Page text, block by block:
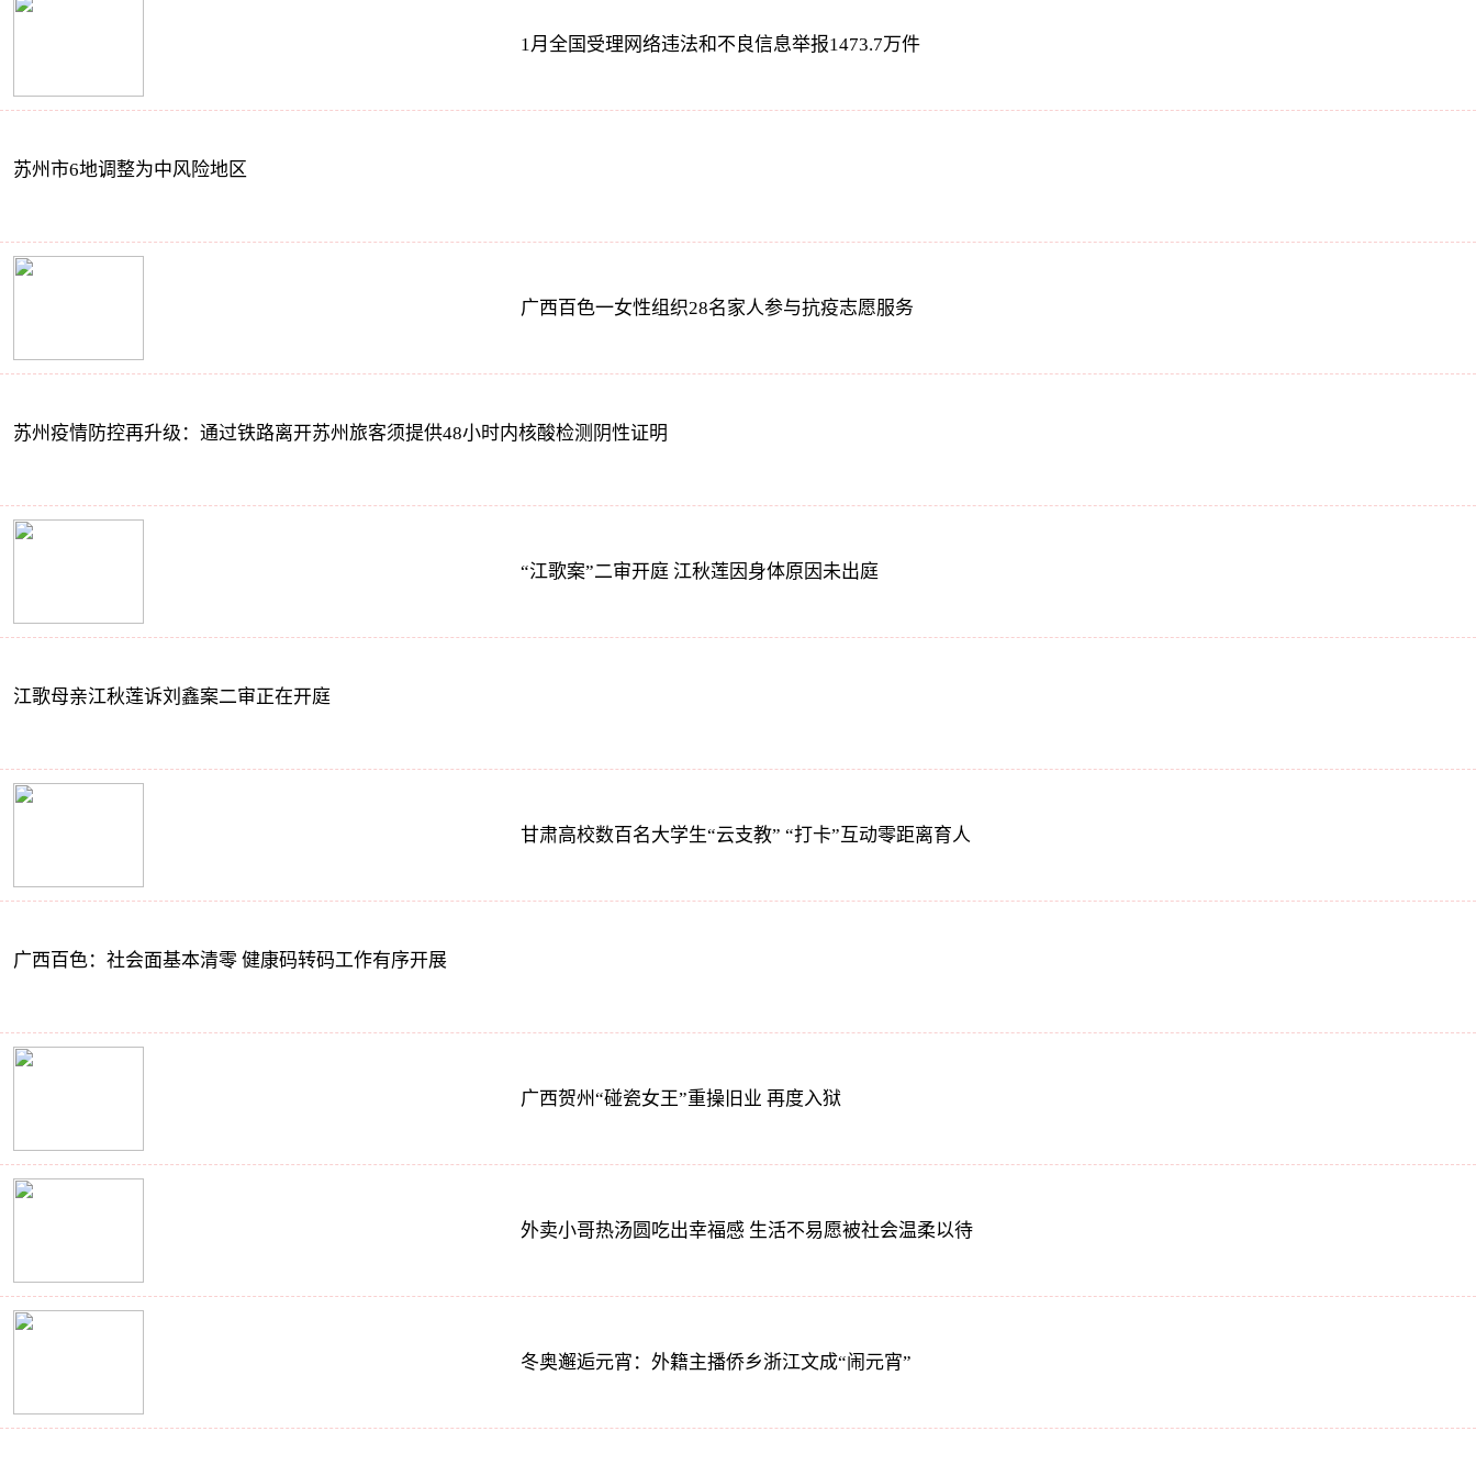
1月全国受理网络违法和不良信息举报1473.7万件
苏州市6地调整为中风险地区
广西百色一女性组织28名家人参与抗疫志愿服务
苏州疫情防控再升级：通过铁路离开苏州旅客须提供48小时内核酸检测阴性证明
“江歌案”二审开庭 江秋莲因身体原因未出庭
江歌母亲江秋莲诉刘鑫案二审正在开庭
甘肃高校数百名大学生“云支教” “打卡”互动零距离育人
广西百色：社会面基本清零 健康码转码工作有序开展
广西贺州“碰瓷女王”重操旧业 再度入狱
外卖小哥热汤圆吃出幸福感 生活不易愿被社会温柔以待
冬奥邂逅元宵：外籍主播侨乡浙江文成“闹元宵”